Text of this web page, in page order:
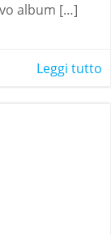
album […]
Leggi tutto